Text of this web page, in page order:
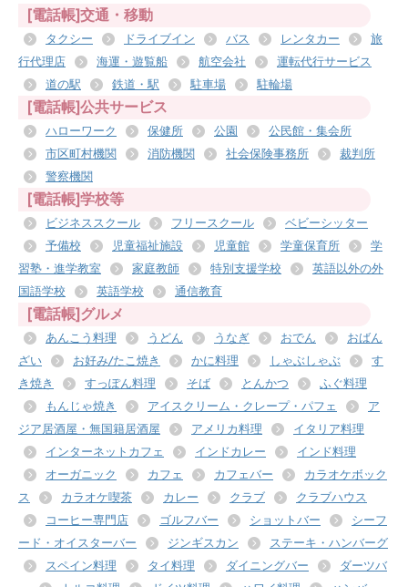
[電話帳]交通・移動
タクシー ドライブイン バス レンタカー
旅
行代理店
海運・遊覧船 航空会社
運転代行サービス
道の駅
鉄道・駅 駐車場 駐輪場
[電話帳]公共サービス
ハローワーク 保健所 公園
公民館・集会所
市区町村機関
消防機関 社会保険事務所
裁判所
警察機関
[電話帳]学校等
ビジネススクール フリースクール
ベビーシッター
予備校
児童福祉施設 児童館 学童保育所
学
習塾・進学教室
家庭教師 特別支援学校
英語以外の外
国語学校
英語学校 通信教育
[電話帳]グルメ
あんこう料理 うどん うなぎ おでん
おばん
ざい
お好み/たこ焼き かに料理 しゃぶしゃぶ
す
き焼き
すっぽん料理 そば とんかつ
ふぐ料理
もんじゃ焼き
アイスクリーム・クレープ・パフェ
ア
ジア居酒屋・無国籍居酒屋
アメリカ料理
イタリア料理
インターネットカフェ
インドカレー
インド料理
オーガニック
カフェ カフェバー
カラオケボック
ス
カラオケ喫茶 カレー クラブ
クラブハウス
コーヒー専門店
ゴルフバー ショットバー
シーフ
ード・オイスターバー
ジンギスカン
ステーキ・ハンバーグ
スペイン料理
タイ料理 ダイニングバー
ダーツバ